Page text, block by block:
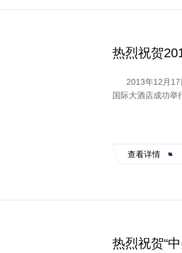
热烈祝贺
2013年12月17
国际大酒店成功举行。 会议现场 会上，宣布了新会员入会名单并授牌 会长虞
查看详情
热烈祝贺“